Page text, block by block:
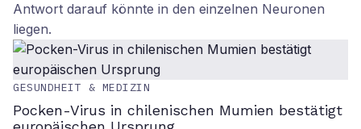
Antwort darauf könnte in den einzelnen Neuronen
liegen.
GESUNDHEIT & MEDIZIN
Pocken-Virus in chilenischen Mumien bestätigt